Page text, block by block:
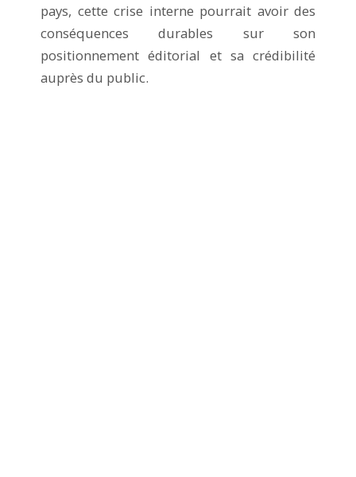
pays, cette crise interne pourrait avoir des
conséquences durables sur son
positionnement éditorial et sa crédibilité
auprès du public.